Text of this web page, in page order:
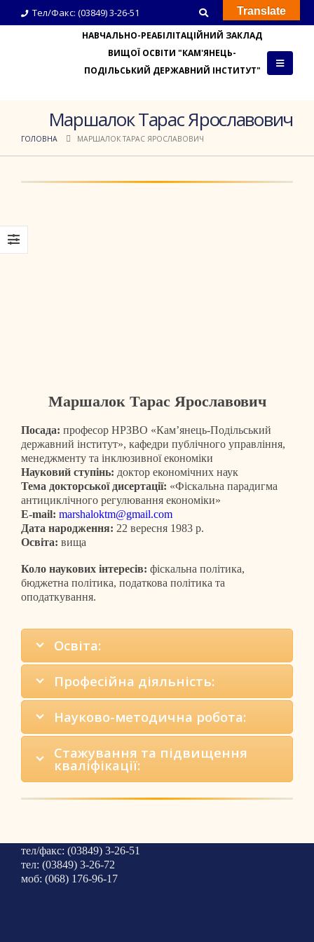
Тел/Факс: (03849) 3-26-51
НАВЧАЛЬНО-РЕАБІЛІТАЦІЙНИЙ ЗАКЛАД
ВИЩОЇ ОСВІТИ "КАМ'ЯНЕЦЬ-
ПОДІЛЬСЬКИЙ ДЕРЖАВНИЙ ІНСТИТУТ"
Маршалок Тарас Ярославович
ГОЛОВНА МАРШАЛОК ТАРАС ЯРОСЛАВОВИЧ
Маршалок Тарас Ярославович
Посада: професор НРЗВО «Кам’янець-Подільський
державний інститут», кафедри публічного управління,
менеджменту та інклюзивної економіки
Науковий ступінь: доктор економічних наук
Тема докторськоїдисертації: «Фіскальна парадигма
антициклічного регулювання економіки»
E-mail: marshaloktm@gmail.com
Дата народження: 22 вересня 1983 р.
Освіта: вища
Коло наукових інтересів: фіскальна політика,
бюджетна політика, податкова політика та
оподаткування.
Освіта:
Професійна діяльність:
Науково-методична робота:
Стажування та підвищення
кваліфікації:
тел/факс: (03849) 3-26-51
тел: (03849) 3-26-72
моб: (068) 176-96-17
Translate